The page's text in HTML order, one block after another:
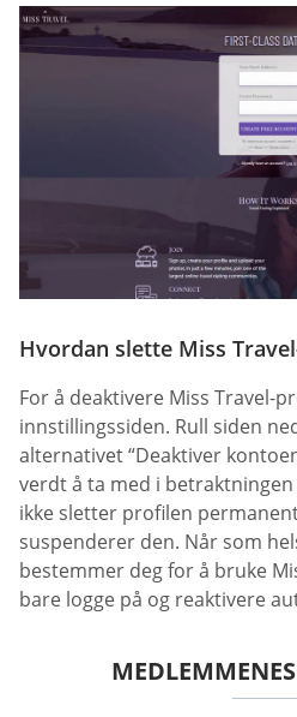
Hvordan slette Miss
For å deaktivere Miss Travel-
innstillingssiden. Rull siden
alternativet “Deaktiver
verdt å ta med i
ikke sletter profilen
suspenderer den. Når som
bestemmer deg for å bruke
bare logge på og reaktivere